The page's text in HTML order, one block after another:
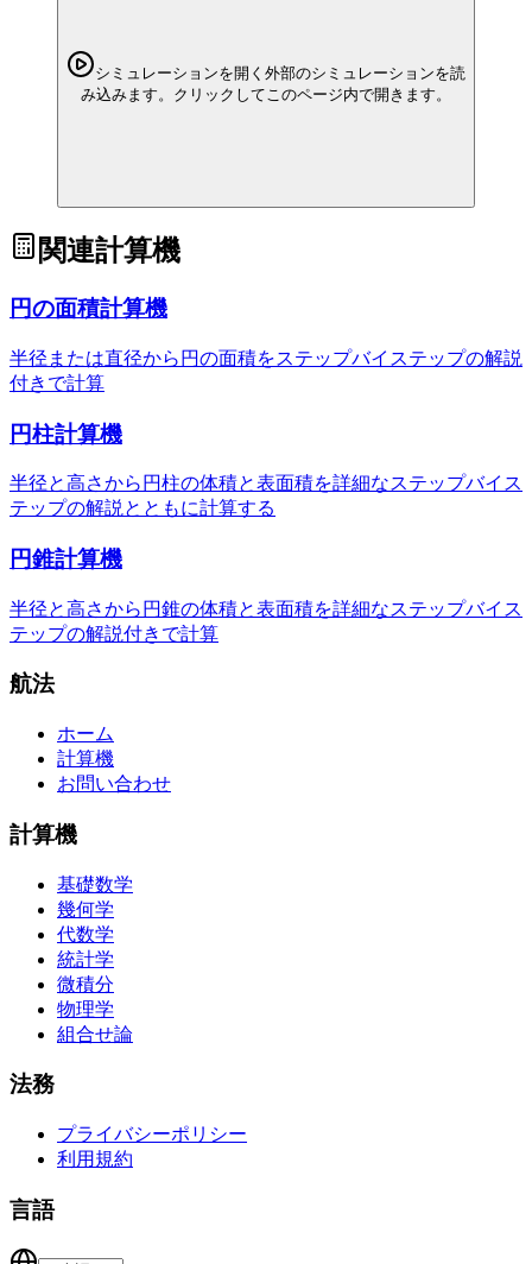
シミュレーションを開く 外部のシミュレーションを読
み込みます。クリックしてこのページ内で開きます。
関連計算機
円の面積計算機
半径または直径から円の面積をステップバイステップの解説
付きで計算
円柱計算機
半径と高さから円柱の体積と表面積を詳細なステップバイス
テップの解説とともに計算する
円錐計算機
半径と高さから円錐の体積と表面積を詳細なステップバイス
テップの解説付きで計算
航法
ホーム
計算機
お問い合わせ
計算機
基礎数学
幾何学
代数学
統計学
微積分
物理学
組合せ論
法務
プライバシーポリシー
利用規約
言語